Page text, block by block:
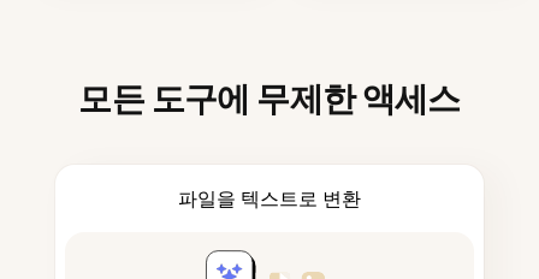
모든 도구에 무제한 액세스
파일을 텍스트로 변환